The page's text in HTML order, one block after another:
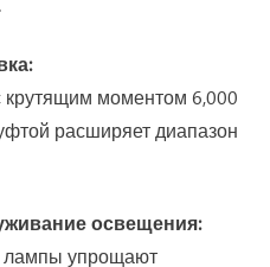
крутящим моментом 6,000
расширяет диапазон
освещения:
лампы упрощают